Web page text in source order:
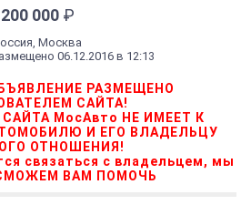
200 000 ₽
Москва
06.12.2016 в 12:13
РАЗМЕЩЕНО
САЙТА!
МосАвто НЕ ИМЕЕТ К
И ЕГО ВЛАДЕЛЬЦУ
ОТНОШЕНИЯ!
связаться с владельцем, мы
ВАМ ПОМОЧЬ